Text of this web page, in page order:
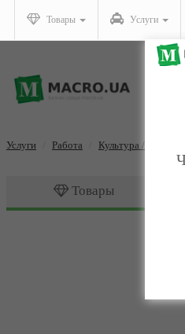
Товары Услуги
Услуги Работа Культура /
Товары